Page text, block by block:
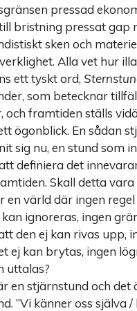
pressad
bristning pressat gap
sken och
Alla vet hur
ett tyskt ord,
som betecknar
och framtiden ställs
ögonblick. En sådan
sig nu, en stund som
definiera det
Skall detta
en värld där ingen
ignoreras, ingen
den ej kan rivas upp,
ej kan brytas, ingen
uttalas?
en stjärnstund och det
”Vi känner oss själva /